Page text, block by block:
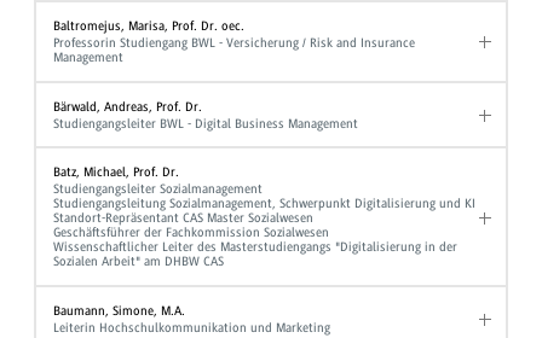
Baltromejus, Marisa, Prof. Dr. oec.
Professorin Studiengang BWL - Versicherung / Risk and Insurance
Management
Bärwald, Andreas, Prof. Dr.
Studiengangsleiter BWL - Digital Business Management
Batz, Michael, Prof. Dr.
Studiengangsleiter Sozialmanagement
Studiengangsleitung Sozialmanagement, Schwerpunkt Digitalisierung und KI
Standort-Repräsentant CAS Master Sozialwesen
Geschäftsführer der Fachkommission Sozialwesen
Wissenschaftlicher Leiter des Masterstudiengangs "Digitalisierung in der
Sozialen Arbeit" am DHBW CAS
Baumann, Simone, M.A.
Leiterin Hochschulkommunikation und Marketing